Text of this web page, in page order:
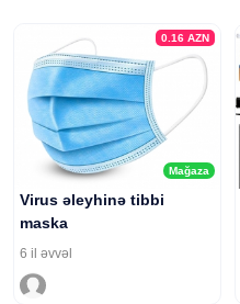
Mağaza
0.16 AZN
Virus əleyhinə tibbi
maska
6 il əvvəl